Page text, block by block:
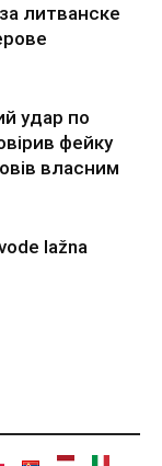
литванске
удар по
фейку
власним
lažna